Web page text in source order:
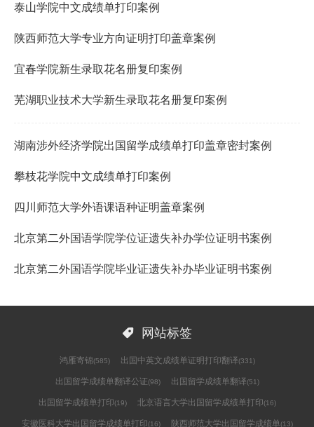
泰山学院中文成绩单打印案例
陕西师范大学专业方向证明打印盖章案例
宜春学院新生录取花名册复印案例
芜湖职业技术大学新生录取花名册复印案例
湖南涉外经济学院出国留学成绩单打印盖章密封案例
攀枝花学院中文成绩单打印案例
四川师范大学外语课语种证明盖章案例
北京第二外国语学院学位证遗失补办学位证明书案例
北京第二外国语学院毕业证遗失补办毕业证明书案例
 网站标签
鸿雁寄锦(585) 出国中英文成绩单证明打印翻译(331)
出国留学成绩单翻译公证(98) 出国留学成绩单翻译(51)
出国留学成绩单打印(19) 北京语言大学出国留学成绩单打印(16)
安徽医科大学出国留学成绩单打印(16) 陕西师范大学出国留学成绩单(13)